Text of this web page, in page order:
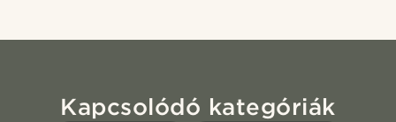
Kapcsolódó kategóriák